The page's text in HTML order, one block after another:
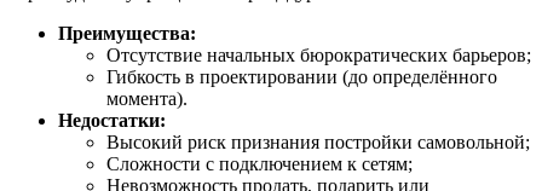
Преимущества:
Отсутствие начальных бюрократических барьеров;
Гибкость в проектировании (до определённого
момента).
Недостатки:
Высокий риск признания постройки самовольной;
Сложности с подключением к сетям;
Невозможность продать, подарить или